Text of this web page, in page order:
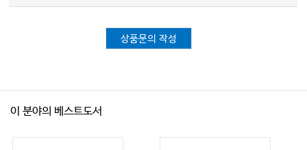
상품문의 작성
이 분야의 베스트도서